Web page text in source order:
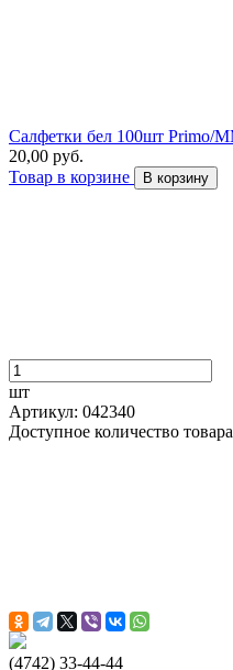
Салфетки бел 100шт Primo/
20,00 руб.
Товар в корзине
В корзину
шт
Артикул: 042340
Доступное количество
(4742) 33-44-44